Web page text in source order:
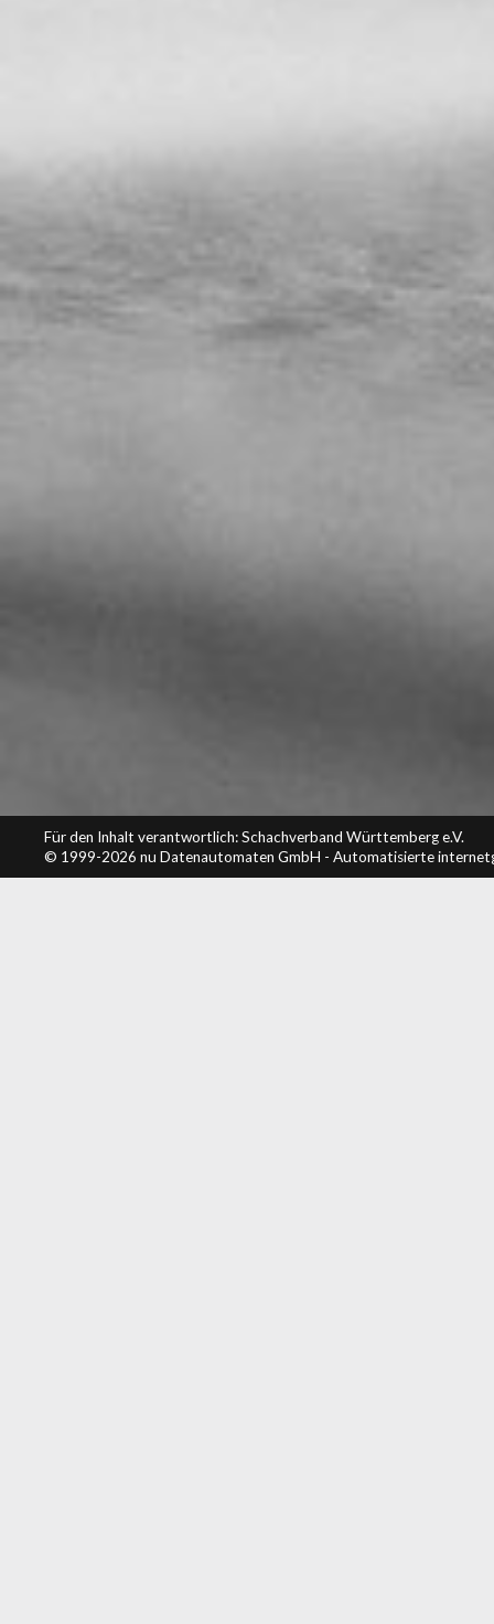
Für den Inhalt verantwortlich: Schachverband Württemberg e.V.
© 1999-2026 nu Datenautomaten GmbH - Automatisierte